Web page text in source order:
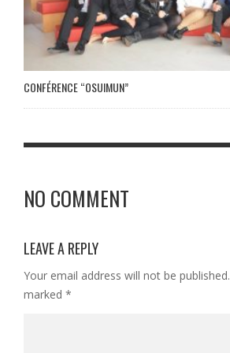
CONFÉRENCE “OSUIMUN”
NO COMMENT
LEAVE A REPLY
Your email address will not be published.
marked *